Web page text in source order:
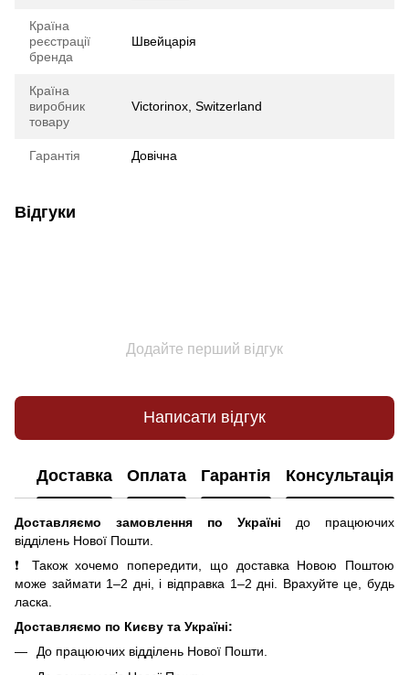
Країна
реєстрації
бренда
Швейцарія
Країна
виробник
товару
Victorinox, Switzerland
Гарантія Довічна
Відгуки
Додайте перший відгук
Написати відгук
Доставка Оплата Гарантія Консультація
Доставляємо замовлення по Україні
до працюючих
відділень Нової Пошти.
❗ Також хочемо попередити, що доставка Новою Поштою
може займати 1–2 дні, і відправка 1–2 дні. Врахуйте це, будь
ласка.
Доставляємо по Києву та Україні:
До працюючих відділень Нової Пошти.